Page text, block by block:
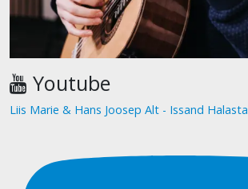
Youtube
Liis Marie & Hans Joosep Alt - Issand Halasta